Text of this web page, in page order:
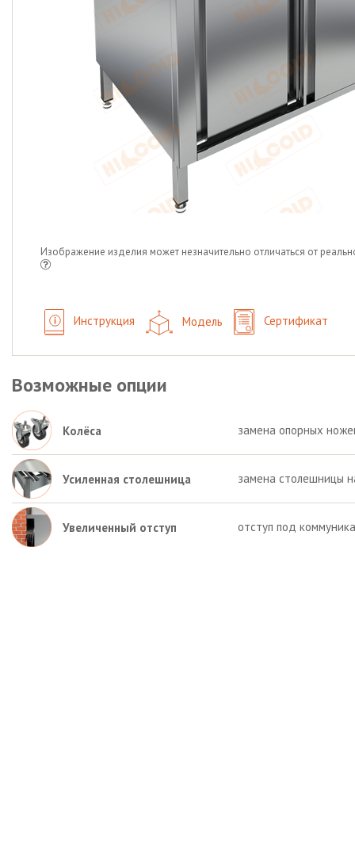
Изображение изделия может незначительно отличаться от
Инструкция Модель Сертификат
Возможные опции
Колёса замена опорных
Усиленная столешница замена столешницы
Увеличенный отступ отступ под